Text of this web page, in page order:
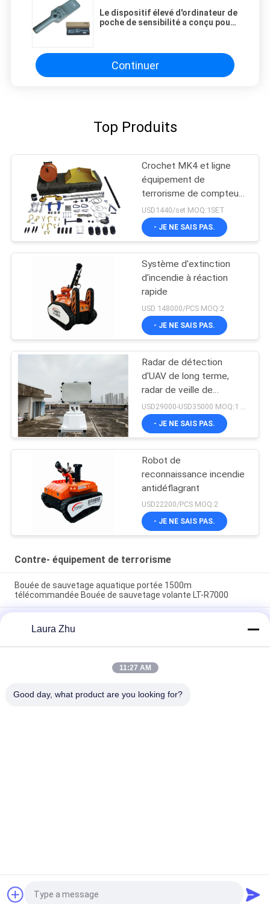
Le dispositif élevé d'ordinateur de
poche de sensibilité a conçu pour
Continuer
Top Produits
Crochet MK4 et ligne
équipement de
terrorisme de compteur
de kit pour l'explosif de
suspect de poignée
USD1440/set MOQ:1SET
- JE NE SAIS PAS.
Système d'extinction
d'incendie à réaction
rapide
USD 148000/PCS MOQ:2
- JE NE SAIS PAS.
Radar de détection
d'UAV de long terme,
radar de veille de
bourdon
- JE NE SAIS PAS.
Robot de
reconnaissance incendie
antidéflagrant
USD22200/PCS MOQ:2
- JE NE SAIS PAS.
Contre- équipement de terrorisme
Bouée de sauvetage aquatique portée 1500m
télécommandée Bouée de sauvetage volante LT-R7000
sûr pour l'utilisation des mines à portée de 300 m, sans
Robot de lutte contre les incendies à l'épreuve des explosions
avec une force de traction de 6500 N, une télécommande de
Demandez un devis
Laura Zhu
11:27 AM
Good day, what product are you looking for?